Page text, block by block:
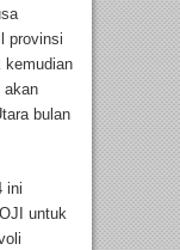
provinsi
kemudian
akan
bulan
ini
untuk